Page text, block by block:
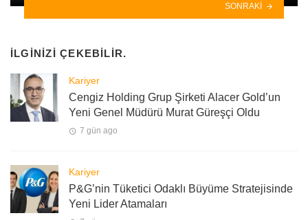
SONRAKI
İLGINIZI ÇEKEBILIR.
Kariyer
Cengiz Holding Grup Şirketi Alacer Gold’un
Yeni Genel Müdürü Murat Güreşçi Oldu
7 gün ago
Kariyer
P&G’nin Tüketici Odaklı Büyüme Stratejisinde
Yeni Lider Atamaları